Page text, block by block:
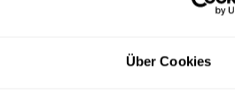
Über Cookies